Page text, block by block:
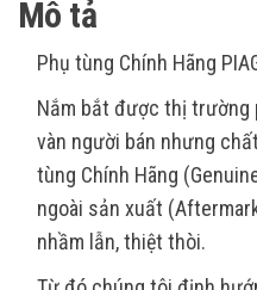
Mô tả
Phụ tùng Chính Hãng
Nắm bắt được thị trường
vàn người bán nhưng
tùng Chính Hãng
ngoài sản xuất
nhầm lẫn, thiệt thòi.